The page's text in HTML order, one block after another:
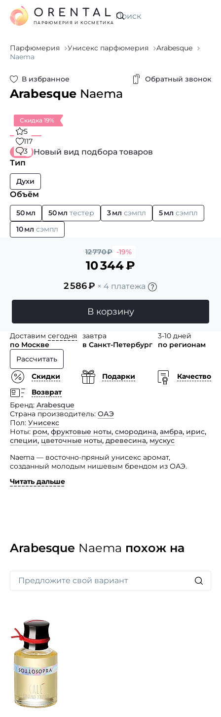
Искать
ORENTAL
ПАРФЮМЕРИЯ И КОСМЕТИКА
Парфюмерия Унисекс парфюмерия
Arabesque
Naema
В избранное Обратный звонок
Arabesque Naema
Скидка 19%
5
117
3
Новый вид подбора товаров
Тип
Духи
Объём
50 мл 50 мл тестер 3 мл сэмпл 5 мл сэмпл
10 мл сэмпл
12 770₽ -19%
10 344₽
2 586₽ × 4 платежа
В корзину
Доставим сегодня
по Москве
завтра
в Санкт-Петербург
3-10 дней
по регионам
Рассчитать
Скидки
Подарки
Качество
Возврат
Бренд Arabesque
Страна производитель ОАЭ
Пол Унисекс
Ноты ром, фруктовые ноты, смородина, амбра, ирис,
специи, цветочные ноты, древесина, мускус
Naema — восточно-пряный унисекс аромат,
созданный молодым нишевым брендом из ОАЭ.
Парфюмерия этой марки покоряет сердца
Читать дальше
Arabesque Naema похож на